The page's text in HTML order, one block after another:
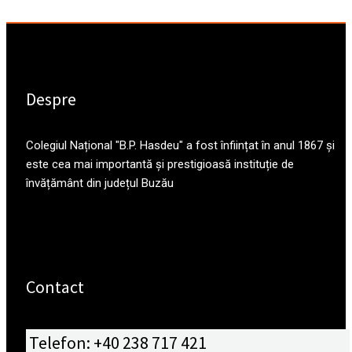
Despre
Colegiul Național "B.P. Hasdeu" a fost înființat în anul 1867 și
este cea mai importantă și prestigioasă instituție de
învățământ din județul Buzău
Contact
Telefon: +40 238 717 421